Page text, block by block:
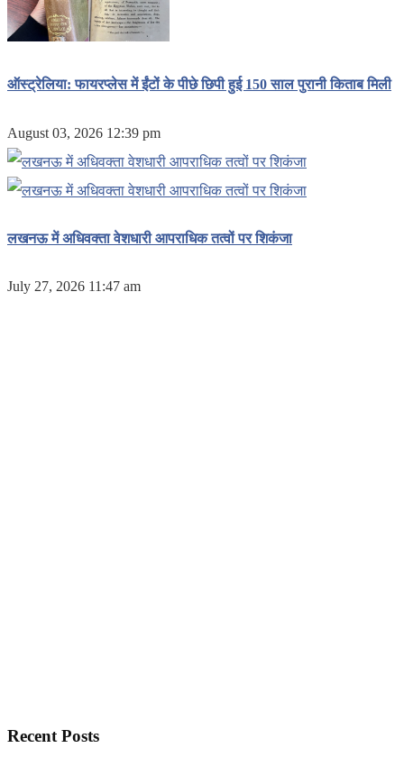
ऑस्ट्रेलिया: फायरप्लेस में ईंटों के पीछे छिपी हुई 150 साल पुरानी किताब मिली
August 03, 2026 12:39 pm
लखनऊ में अधिवक्ता वेशधारी आपराधिक तत्वों पर शिकंजा
July 27, 2026 11:47 am
Recent Posts